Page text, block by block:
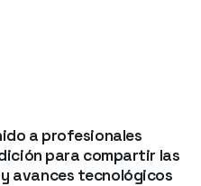
a profesionales
para compartir las
avances tecnológicos